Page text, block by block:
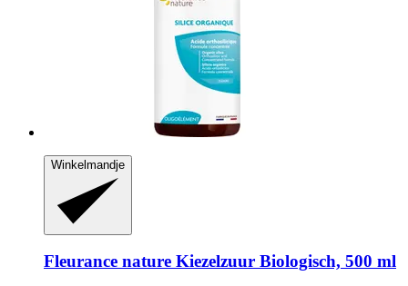
Winkelmandje
Fleurance nature Kiezelzuur Biologisch, 500 ml